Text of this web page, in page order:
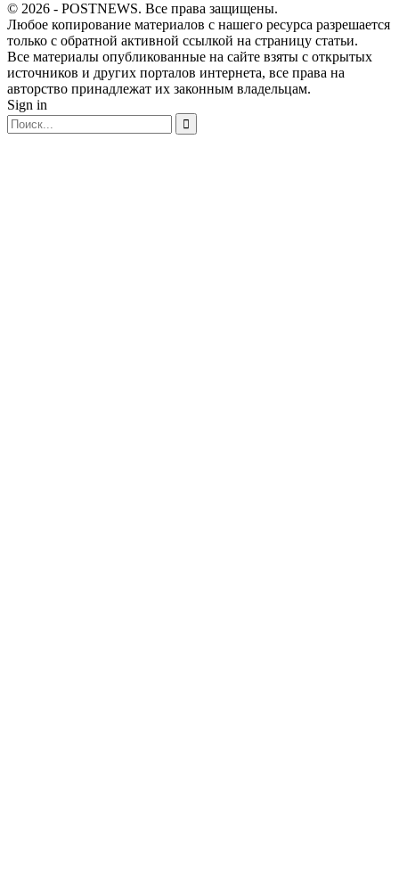
© 2026 - POSTNEWS. Все права защищены.
Любое копирование материалов с нашего ресурса разрешается
только с обратной активной ссылкой на страницу статьи.
Все материалы опубликованные на сайте взяты с открытых
источников и других порталов интернета, все права на
авторство принадлежат их законным владельцам.
Sign in